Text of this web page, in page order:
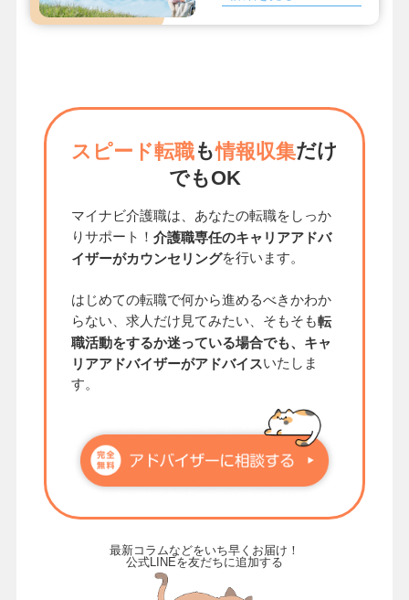
スピード転職も情報収集だけ
でもOK
マイナビ介護職は、あなたの転職をしっか
りサポート！ 介護職専任のキャリアアドバ
イザーがカウンセリングを行います。
はじめての転職で何から進めるべきかわか
らない、求人だけ見てみたい、そもそも転
職活動をするか迷っている場合でも、キャ
リアアドバイザーがアドバイスいたしま
す。
最新コラムなどをいち早くお届け！
公式LINEを友だちに追加する